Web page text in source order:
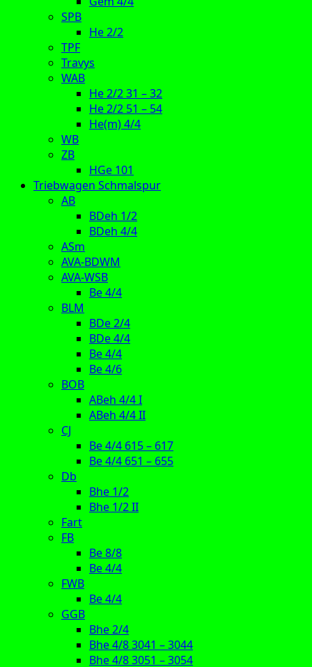
SPB
He 2/2
TPF
Travys
WAB
He 2/2 31 – 32
He 2/2 51 – 54
He(m) 4/4
WB
ZB
HGe 101
Triebwagen Schmalspur
AB
BDeh 1/2
BDeh 4/4
ASm
AVA-BDWM
AVA-WSB
Be 4/4
BLM
BDe 2/4
BDe 4/4
Be 4/4
Be 4/6
BOB
ABeh 4/4 I
ABeh 4/4 II
CJ
Be 4/4 615 – 617
Be 4/4 651 – 655
Db
Bhe 1/2
Bhe 1/2 II
Fart
FB
Be 8/8
Be 4/4
FWB
Be 4/4
GGB
Bhe 2/4
Bhe 4/8 3041 – 3044
Bhe 4/8 3051 – 3054